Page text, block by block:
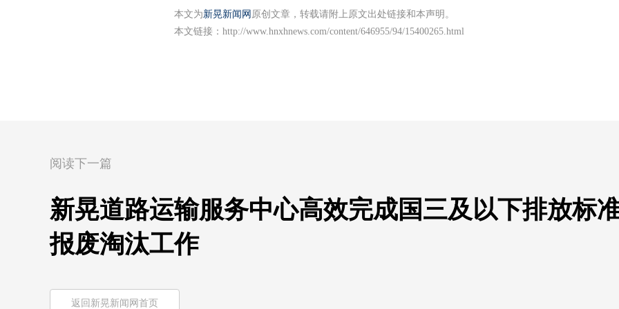
本文为新晃新闻网 原创文章，转载请附上原文出处链接和本声明。
本文链接： http://www.hnxhnews.com/content/646955/94/15400265.html
阅读下一篇
新晃道路运输服务中心高效完成国三及以下排放标
报废淘汰工作
返回新晃新闻网首页